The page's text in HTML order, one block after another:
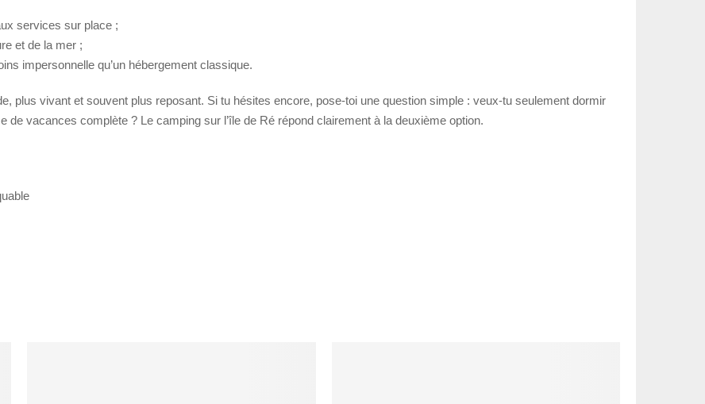
services sur place ;
et de la mer ;
impersonnelle qu’un hébergement classique.
plus vivant et souvent plus reposant. Si tu hésites encore, pose-toi une question simple : veux-tu seulement dormir
vacances complète ? Le camping sur l’île de Ré répond clairement à la deuxième option.